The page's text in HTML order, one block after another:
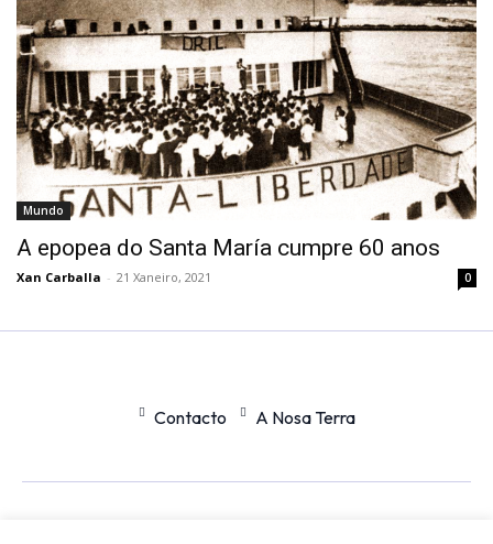
Mundo
A epopea do Santa María cumpre 60 anos
Xan Carballa - 21 Xaneiro, 2021 0
Contacto A Nosa Terra